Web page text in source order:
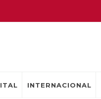
INTERNACIONAL